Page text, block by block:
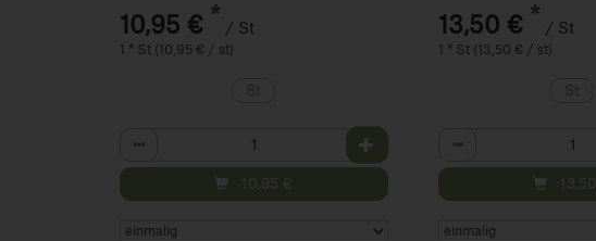
10,95 € * / St
1 * St (10,95 € / st)
St
Anzahl
10,95 €
13,50 € * / St
1 * St (13,50 € / st)
St
Anzahl
13,50